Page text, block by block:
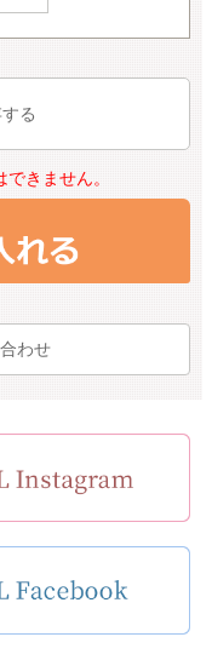
る
きません。
わせ